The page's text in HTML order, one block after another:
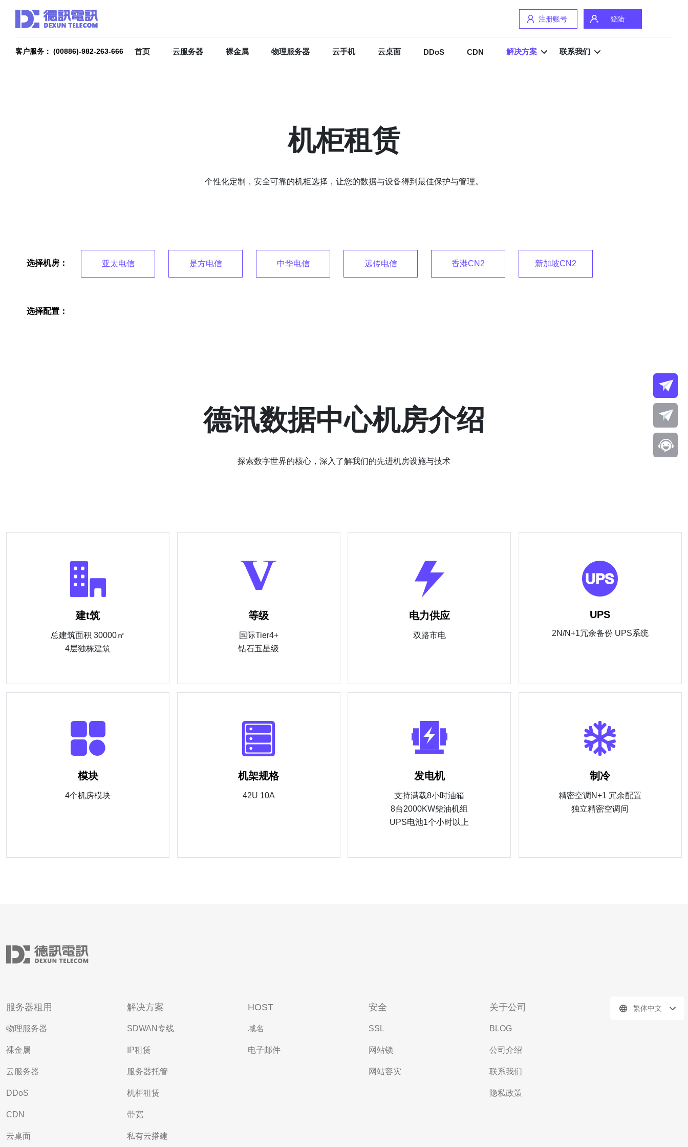
注册账号 登陆
客户服务： (00886)-982-263-666 首页 云服务器 裸金属 物理服务器 云手机 云桌面 DDoS CDN 解决方案 联系我们
机柜租赁
个性化定制，安全可靠的机柜选择，让您的数据与设备得到最佳保护与管理。
选择机房： 亚太电信 是方电信 中华电信 远传电信 香港CN2 新加坡CN2
选择配置：
德讯数据中心机房介绍
探索数字世界的核心，深入了解我们的先进机房设施与技术
建t筑
总建筑面积 30000㎡
4层独栋建筑
等级
国际Tier4+
钻石五星级
电力供应
双路市电
UPS
2N/N+1冗余备份 UPS系统
模块
4个机房模块
机架规格
42U 10A
发电机
支持满载8小时油箱
8台2000KW柴油机组
UPS电池1个小时以上
制冷
精密空调N+1 冗余配置
独立精密空调间
服务器租用
物理服务器
裸金属
云服务器
DDoS
CDN
云桌面
解决方案
SDWAN专线
IP租赁
服务器托管
机柜租赁
带宽
私有云搭建
HOST
域名
电子邮件
安全
SSL
网站锁
网站容灾
关于公司
BLOG
公司介绍
联系我们
隐私政策
繁体中文